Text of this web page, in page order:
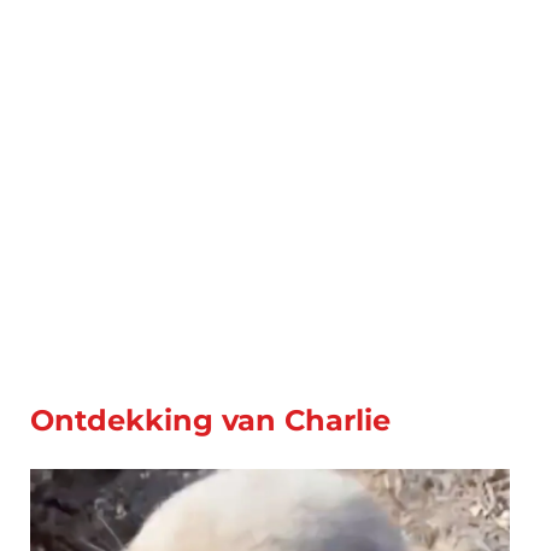
Ontdekking van Charlie